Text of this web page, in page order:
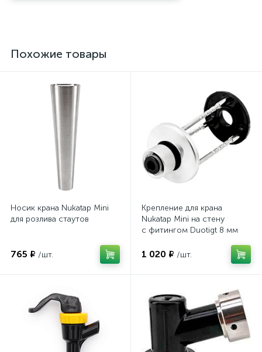
Похожие товары
Носик крана Nukatap Mini
для розлива стаутов
765 ₽ /шт.
Крепление для крана
Nukatap Mini на стену
с фитингом Duotigt 8 мм
1 020 ₽ /шт.